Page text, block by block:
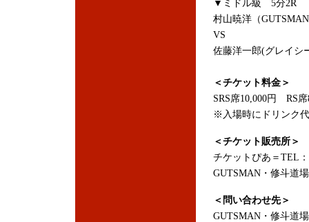
▼ミドル級 5分2R
村山暁洋（
VS
佐藤洋一郎(グレイシ
＜チケット料金＞
SRS席10,000円 RS
※入場時にドリンク
＜チケット販売所＞
チケットぴあ＝TEL：
GUTSMAN・修斗道
＜問い合わせ先＞
GUTSMAN・修斗道